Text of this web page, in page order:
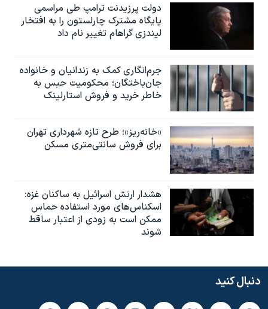
دولت پرزیدنت ترامپ طی مراسمی
پایگاه مشترک چارلستون را به افتخار
لیندزی گراهام تغییر نام داد
جرم‌انگاری کمک به زندانیان و خانواده
جان‌باختگان؛ محکومیت حبس به‌
خاطر خرید و فروش استارلینک
«خانه‌ریز»؛ طرح تازه شهرداری تهران
برای فروش سانتی‌متری مسکن
هشدار ارتش اسرائیل به ساکنان غزه:
اسکناس‌های مورد استفاده حماس
ممکن است به‌ زودی از اعتبار ساقط
شوند
دنبال کنید